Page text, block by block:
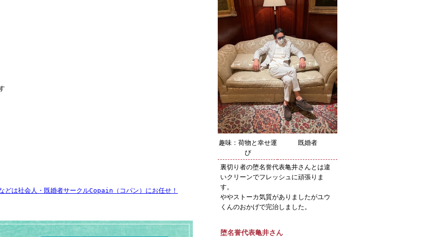
どは社会人・既婚者サークルCopain（コパン）にお任せ！
趣味：荷物と幸せ運
び
既婚者
裏切り者の堕名誉代表亀井さんとは違
いクリーンでフレッシュに頑張りま
す。
ややストーカ気質がありましたがユウ
くんのおかげで完治しました。
堕名誉代表亀井さん